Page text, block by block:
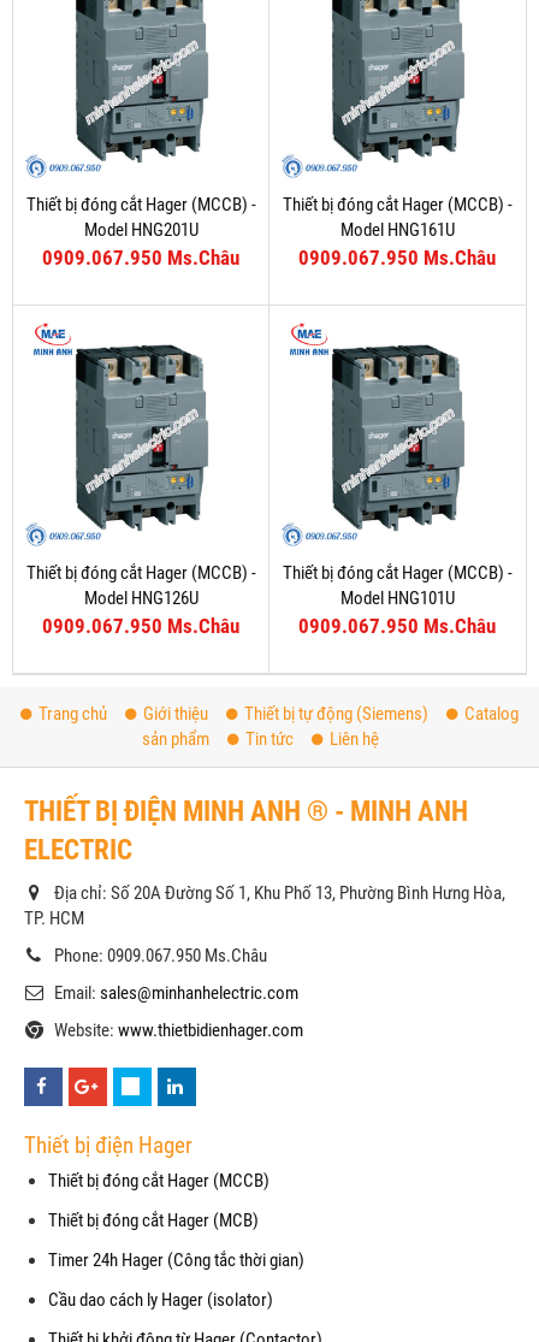
Thiết bị đóng cắt Hager (MCCB) -
Model HNG201U
0909.067.950 Ms.Châu
Thiết bị đóng cắt Hager (MCCB) -
Model HNG161U
0909.067.950 Ms.Châu
Thiết bị đóng cắt Hager (MCCB) -
Model HNG126U
0909.067.950 Ms.Châu
Thiết bị đóng cắt Hager (MCCB) -
Model HNG101U
0909.067.950 Ms.Châu
Trang chủ Giới thiệu Thiết bị tự động (Siemens)
Catalog
sản phẩm
Tin tức Liên hệ
THIẾT BỊ ĐIỆN MINH ANH ® - MINH ANH
ELECTRIC
Địa chỉ: Số 20A Đường Số 1, Khu Phố 13, Phường Bình Hưng Hòa,
TP. HCM
Phone: 0909.067.950 Ms.Châu
Email: sales@minhanhelectric.com
Website: www.thietbidienhager.com
Thiết bị điện Hager
Thiết bị đóng cắt Hager (MCCB)
Thiết bị đóng cắt Hager (MCB)
Timer 24h Hager (Công tắc thời gian)
Cầu dao cách ly Hager (isolator)